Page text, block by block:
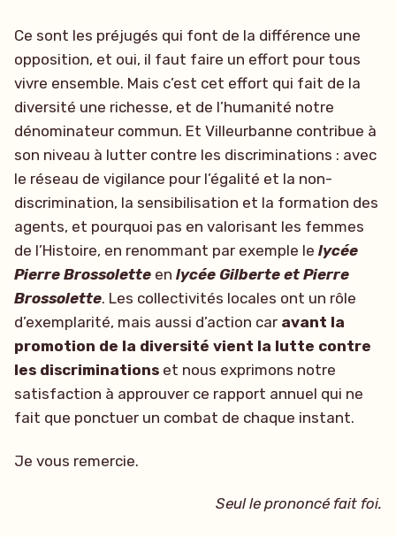
Ce sont les préjugés qui font de la différence une
opposition, et oui, il faut faire un effort pour tous
vivre ensemble. Mais c’est cet effort qui fait de la
diversité une richesse, et de l’humanité notre
dénominateur commun. Et Villeurbanne contribue à
son niveau à lutter contre les discriminations : avec
le réseau de vigilance pour l’égalité et la non-
discrimination, la sensibilisation et la formation des
agents, et pourquoi pas en valorisant les femmes
de l’Histoire, en renommant par exemple le lycée
Pierre Brossolette en lycée Gilberte et Pierre
Brossolette. Les collectivités locales ont un rôle
d’exemplarité, mais aussi d’action car avant la
promotion de la diversité vient la lutte contre
les discriminations et nous exprimons notre
satisfaction à approuver ce rapport annuel qui ne
fait que ponctuer un combat de chaque instant.
Je vous remercie.
Seul le prononcé fait foi.